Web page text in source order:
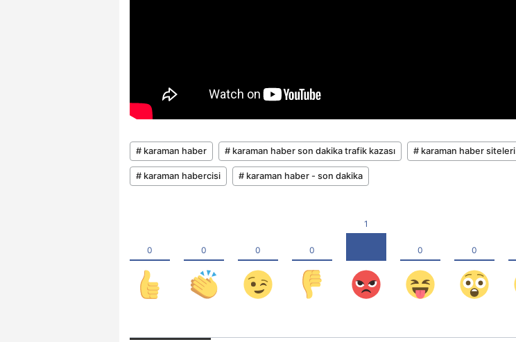
# karaman haber # karaman haber son dakika trafik kazası # karaman haber siteleri
# karaman habercisi # karaman haber - son dakika